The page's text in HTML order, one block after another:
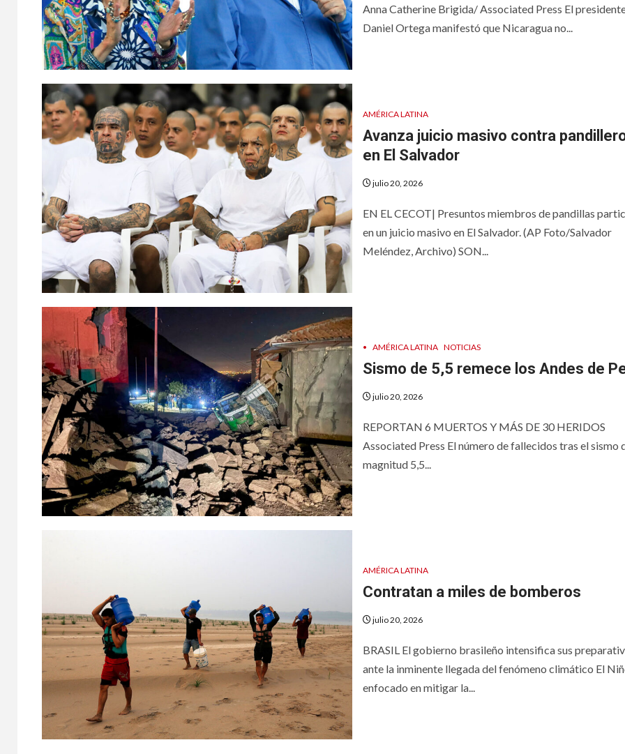
Anna Catherine Brigida/ Associated Press El
Daniel Ortega manifestó que Nicaragua no...
AMÉRICA LATINA
Avanza juicio masivo contra
en El Salvador
julio 20, 2026
EN EL CECOT| Presuntos miembros de pandillas
en un juicio masivo en El Salvador. (AP Foto/Salvador
Meléndez, Archivo) SON...
• AMÉRICA LATINA NOTICIAS
Sismo de 5,5 remece los Andes de
julio 20, 2026
REPORTAN 6 MUERTOS Y MÁS DE 30 HERIDOS
Associated Press El número de fallecidos tras el sismo
magnitud 5,5...
AMÉRICA LATINA
Contratan a miles de bomberos
julio 20, 2026
BRASIL El gobierno brasileño intensifica sus
ante la inminente llegada del fenómeno climático El
enfocado en mitigar la...